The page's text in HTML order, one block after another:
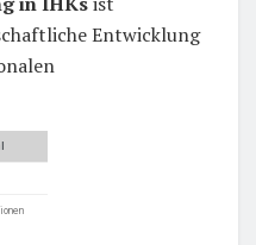
Entwicklung